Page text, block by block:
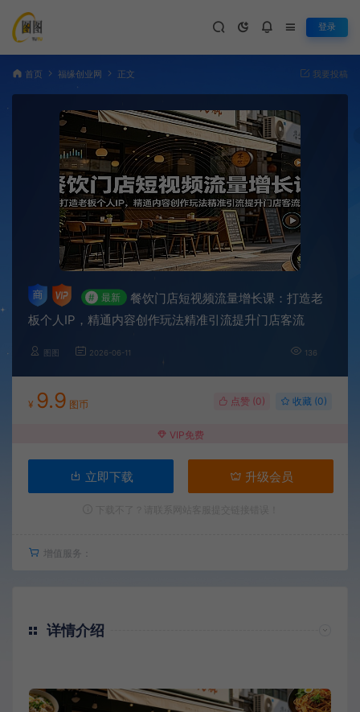
登录
首页 福缘创业网 正文 我要投稿
# 最新
餐饮门店短视频流量增长课：打造老
板个人IP，精通内容创作玩法精准引流提升门店客流
图图 2026-06-11 136
¥ 9.9 图币 点赞 (0) 收藏 (0)
VIP免费
立即下载 升级会员
增值服务：
详情介绍